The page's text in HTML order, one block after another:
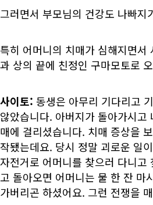
그러면서 부모님의 건강도 나빠지
특히 어머니의 치매가 심해지면서
과 상의 끝에 친정인 구마모토로
사이토: 동생은 아무리 기다리고
않았습니다. 아버지가 돌아가시고
매에 걸리셨습니다. 치매 증상을
작됐는데요. 당시 정말 괴로운 일
자전거로 어머니를 찾으러 다니고
고 돌아오면 어머니는 물 한 잔 마
가버리곤 하셨어요. 그런 전쟁을